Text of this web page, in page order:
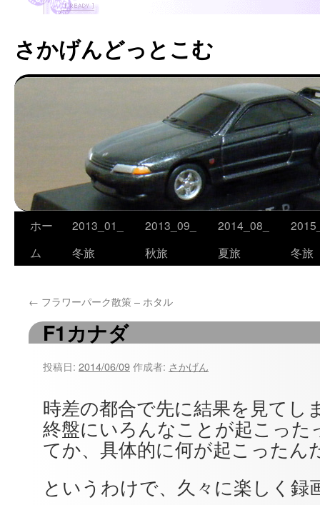
さかげんどっとこむ
コ
ン
ツ
ホー
ム
2013_01_
冬旅
2013_09_
秋旅
2014_08_
夏旅
冬旅
← フラワーパーク散策 – ホタル
F1カナダ
投稿日: 2014/06/09作成者: さかげん
時差の都合で先に結果を見てし
終盤にいろんなことが起こった
てか、具体的に何が起こったん
というわけで、久々に楽しく録